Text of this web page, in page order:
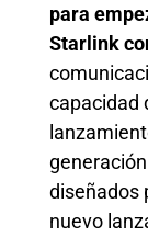
para
Starlink
capacidad
diseñados
nuevo